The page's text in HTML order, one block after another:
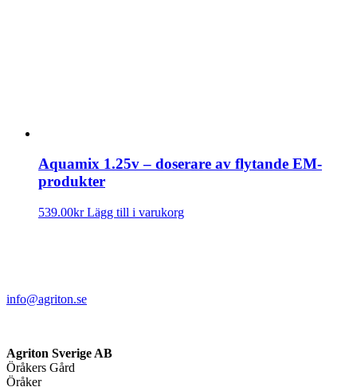
Aquamix 1.25v – doserare av flytande EM-
produkter
539.00kr Lägg till i varukorg
info@agriton.se
Agriton Sverige AB
Öråkers Gård
Öråker